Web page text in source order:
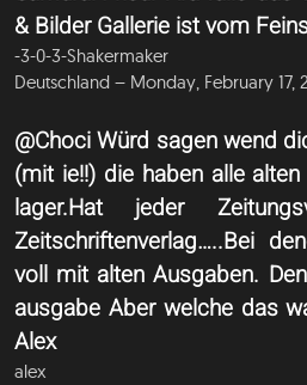
& Bilder Gallerie ist vom
-3-0-3-Shakermaker
Deutschland – Monday, February 17,
@Choci Würd sagen wend
(mit ie!!) die haben alle
lager.Hat jeder
Zeitschriftenverlag…..Bei
voll mit alten Ausgaben.
ausgabe Aber welche das
Alex
alex